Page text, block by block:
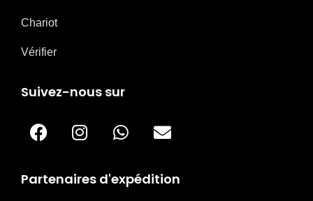
Chariot
Vérifier
Suivez-nous sur
Partenaires d'expédition